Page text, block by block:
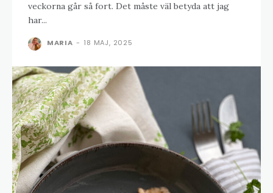
veckorna går så fort. Det måste väl betyda att jag
har...
MARIA - 18 MAJ, 2025